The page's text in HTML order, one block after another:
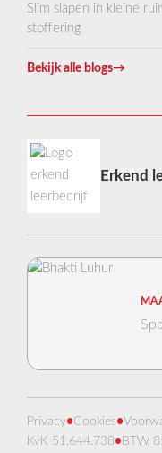
Slim slapen in kleine
stoffering
Bekijk alle blogs→
Erkend
Privacy•Cookies•
KvK 51.644.738• BTW